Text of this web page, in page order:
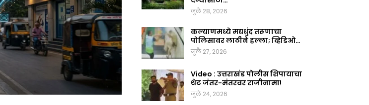
जुलै 28, 2026
कल्याणमध्ये मद्यधुंद तरूणाचा
पोलिसावर लाठीने हल्ला; व्हिडिओ…
जुलै 27, 2026
Video : उत्तराखंड पोलीस शिपायाचा
थेट जंतर-मंतरवर राजीनामा!
जुलै 24, 2026